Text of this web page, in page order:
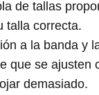
de tallas
talla correcta.
a la banda y
que se ajusten
demasiado.